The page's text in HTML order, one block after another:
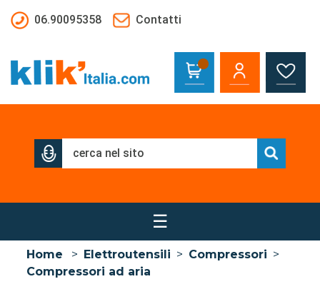
06.90095358
Contatti
☰
Home > Elettroutensili > Compressori >
Compressori ad aria